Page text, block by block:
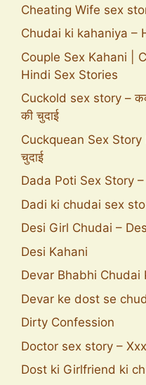
Cheating Wife sex story
Chudai ki kahaniya –
Couple Sex Kahani |
Hindi Sex Stories
Cuckold sex story –
की चुदाई
Cuckquean Sex Story
चुदाई
Dada Poti Sex Story
Dadi ki chudai sex
Desi Girl Chudai –
Desi Kahani
Devar Bhabhi Chudai
Devar ke dost se
Dirty Confession
Doctor sex story –
Dost ki Girlfriend ki